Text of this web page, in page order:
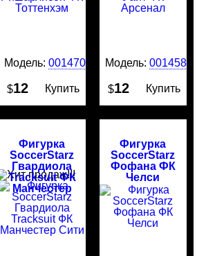
Модель:0014706
$12 Купить
Модель: 0014587
$12 Купить
Фигурка
SoccerStarz
Гвардиола
Tracksuit ФК
Манчестер
Сити
Фигурка
SoccerStarz
Фофана ФК
Челси